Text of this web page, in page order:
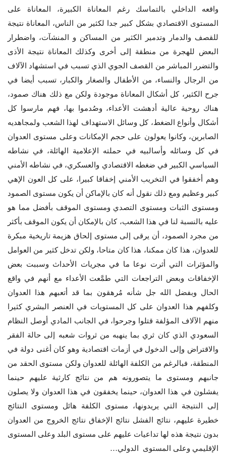
واقعه الداخلي بالتماسك رغم المعاناة الكبيرة، المعاناة على
المستوى الاقتصادي بشكل كبير جدا لكثير من الناس، المعاناة نتيجة
للقصف والدمار وتدمير الكثير من المساكن و المنشآت، واضطرار
البعض للهجرة من منطقة إلى أخرى وكذلك المعاناة نتيجة الأذى
والتضرر المباشر من القصف الجوي الذي تسبب في استشهاد الآلاف
من الرجال والنساء، من الأطفال والصغار والكبار، تسبب أيضا في
جرح الكثير، كل أشكال المعاناة موجودة ولكن مع ذلك هناك صمود،
هناك روحية عالية أدهشت الأعداء، وصُدموا بها، فهم مارسوا كل
أشكال وأنواع الضغط، كل وسائل الاستهداف لهذا الشعب ولمجاهديه
الصابرين، وكانوا يعولون على حجم الإمكانات وعلى مستوى العدوان
في كل وسائله وأسالبيه في حملته الإعلامية الهائلة، في نشاطه
السياسي الكبير في ضغطه الاقتصادي والعسكري، في نشاطه الأمني
وهم أخفقوا في التخريب الأمني إخفاقا كبيرا، على كل العون الإهي
كبير وعظيم ومع ذلك نقول أنه كان بالإماكن أن يكون مستوى الصمود
ومستوى الثبات ومستوى التصدي ومستوى الموقف بأفضل مما هو
عليه بالنسبة لنا في هذا الشعب، كان بالإمكان أن يكون الموقف بأكثر
من مجرد الصمود، أن يرقى إلى مستوى إلحاق هزيمة تاريخية مبكرة
للعدوان، هذا كان ممكنا، هذا كان متاحا، ولكن تدخل كثير من العوامل
والمؤثرات التي أثرت نوعا ما في مجريات الأحداث وسببت بعض
الإخفاقات وبعض التراجعات التي طمَّعت الأعداء مع أنهم في واقع
الحال وبفضل الله جل شأنه مُرهقون بما قد أتعبهم هذا العدوان
وكلفهم هذا العدوان على كل المستويات في العنصر البشري كثيرا
منهم الآلاف المؤلفة قتلوا وجرحوا، في الجانب المادي أوصل النظام
السعودي الذي كان ثري بما ينهبه من ثروات شعبه إلى حالة الفقر
والاقتراض وإلى الدخول في أزمات اقتصادية وهو كان أغنى دولة في
المنطقة، فبالرغم من الكلفة الهائلة للعدوان ولكن مستوى الحقد من
جانبهم ومستوى ما يتصورونه هم من نتائج كارثية عليهم حينما
يفشلون في هذا العدوان، حينما يخفقون في هذا العدوان ولا يصلون
إلى النتيجة التي يريدونها، مستوى الكلفة هائل ومستوى النتائج
خطيرة عليهم، نتائج الفشل نتائج الإخفاق نتائج الخروج من العدوان
بدون نتيجة هذه لها تداعيات عليهم على مستوى البلد وعلى المستوى
الإقليمي وعلى المستوى الدولي…